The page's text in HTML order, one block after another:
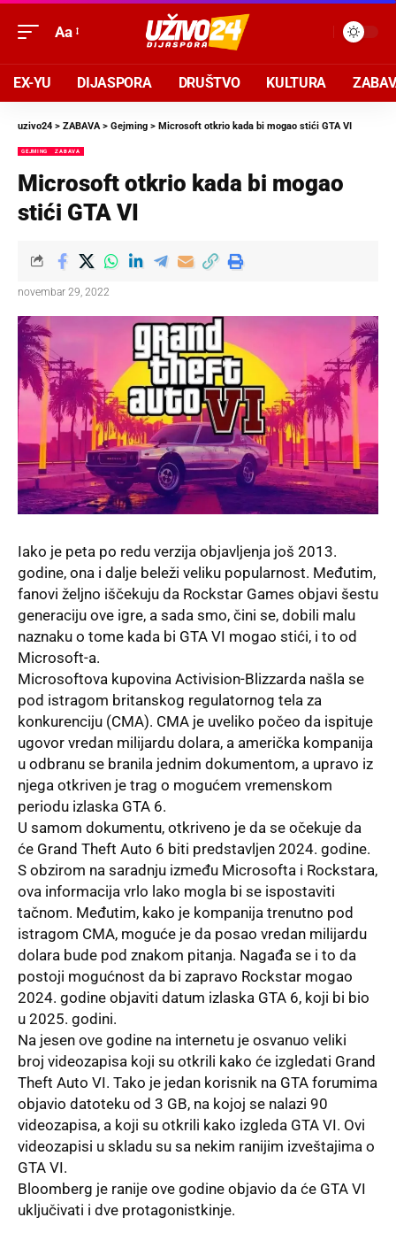
Aa
EX-YU DIJASPORA DRUŠTVO KULTURA
uzivo24 > ZABAVA> Gejming > Microsoft otkrio kada bi mogao stići GTA VI
GEJMING ZABAVA
Microsoft otkrio kada bi mogao
stići GTA VI
novembar 29, 2022
Iako je peta po redu verzija objavljenja još 2013.
godine, ona i dalje beleži veliku popularnost. Međutim,
fanovi željno iščekuju da Rockstar Games objavi šestu
generaciju ove igre, a sada smo, čini se, dobili malu
naznaku o tome kada bi GTA VI mogao stići, i to od
Microsoft-a.
Microsoftova kupovina Activision-Blizzarda našla se
pod istragom britanskog regulatornog tela za
konkurenciju (CMA). CMA je uveliko počeo da ispituje
ugovor vredan milijardu dolara, a američka kompanija
u odbranu se branila jednim dokumentom, a upravo iz
njega otkriven je trag o mogućem vremenskom
periodu izlaska GTA 6.
U samom dokumentu, otkriveno je da se očekuje da
će Grand Theft Auto 6 biti predstavljen 2024. godine.
S obzirom na saradnju između Microsofta i Rockstara,
ova informacija vrlo lako mogla bi se ispostaviti
tačnom. Međutim, kako je kompanija trenutno pod
istragom CMA, moguće je da posao vredan milijardu
dolara bude pod znakom pitanja. Nagađa se i to da
postoji mogućnost da bi zapravo Rockstar mogao
2024. godine objaviti datum izlaska GTA 6, koji bi bio
u 2025. godini.
Na jesen ove godine na internetu je osvanuo veliki
broj videozapisa koji su otkrili kako će izgledati Grand
Theft Auto VI. Tako je jedan korisnik na GTA forumima
objavio datoteku od 3 GB, na kojoj se nalazi 90
videozapisa, a koji su otkrili kako izgleda GTA VI. Ovi
videozapisi u skladu su sa nekim ranijim izveštajima o
GTA VI.
Bloomberg je ranije ove godine objavio da će GTA VI
uključivati i dve protagonistkinje.